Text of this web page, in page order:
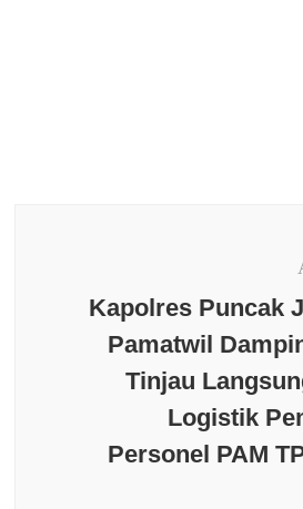
Kapolres Puncak
Pamatwil
Tinjau
Logistik
Personel PAM